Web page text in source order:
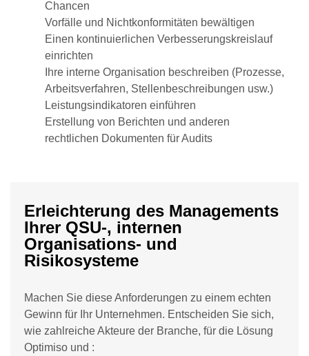
Chancen
Vorfälle und Nichtkonformitäten bewältigen
Einen kontinuierlichen Verbesserungskreislauf
einrichten
Ihre interne Organisation beschreiben (Prozesse,
Arbeitsverfahren, Stellenbeschreibungen usw.)
Leistungsindikatoren einführen
Erstellung von Berichten und anderen
rechtlichen Dokumenten für Audits
Erleichterung des Managements
Ihrer QSU-, internen
Organisations- und
Risikosysteme
Machen Sie diese Anforderungen zu einem echten
Gewinn für Ihr Unternehmen. Entscheiden Sie sich,
wie zahlreiche Akteure der Branche, für die Lösung
Optimiso und :